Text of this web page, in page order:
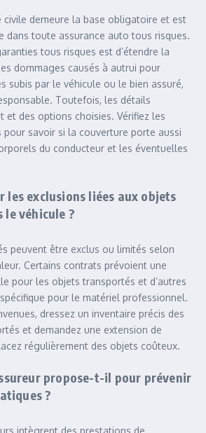
civile demeure la base obligatoire et est
dans toute assurance auto tous risques.
tous risques est d’étendre la
dommages causés à autrui pour
subis par le véhicule ou le bien assuré,
Toutefois, les détails
et des options choisies. Vérifiez les
savoir si la couverture porte aussi
du conducteur et les éventuelles
les exclusions liées aux objets
véhicule ?
peuvent être exclus ou limités selon
Certains contrats prévoient une
pour les objets transportés et d’autres
pour le matériel professionnel.
dressez un inventaire précis des
et demandez une extension de
régulièrement des objets coûteux.
propose-t-il pour prévenir
?
intègrent des prestations de